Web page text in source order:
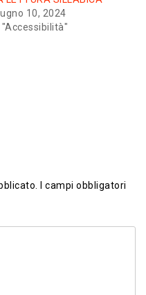
10, 2024
"Accessibilità"
I campi obbligatori